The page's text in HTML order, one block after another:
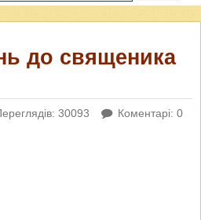
до священика
30093 Коментарі: 0